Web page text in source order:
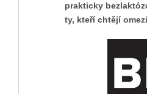
prakticky
ty, kteří chtějí